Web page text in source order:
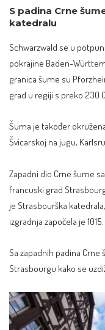
S padina Crne
katedralu
Schwarzwald se u
pokrajine Baden-
granica šume su
grad u regiji s preko
Šuma je također
Švicarskoj na jugu,
Zapadni dio Crne šume
francuski grad
je Strasbourška
izgradnja započela je
Sa zapadnih padina
Strasbourgu kako se